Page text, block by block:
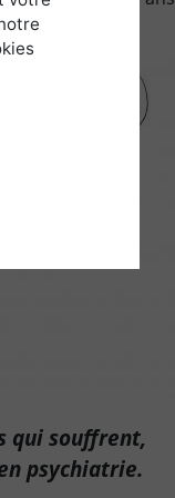
qui souffrent,
psychiatrie.